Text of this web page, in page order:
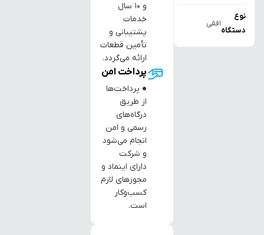
نوع
دستگاه
افقی
و ۱۰ سال
خدمات
پشتیبانی و
تأمین قطعات
ارائه می‌گردد.
پرداخت امن
● پرداخت‌ها
از طریق
درگاه‌های
رسمی و امن
انجام می‌شود
و شرکت
دارای اینماد و
مجوزهای لازم
کسب‌وکار
است.